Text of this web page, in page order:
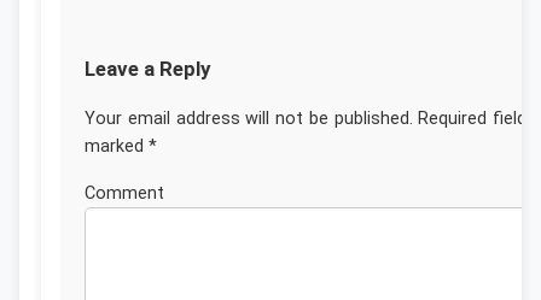
Leave a Reply
Your email address will not be published. Required fields
marked *